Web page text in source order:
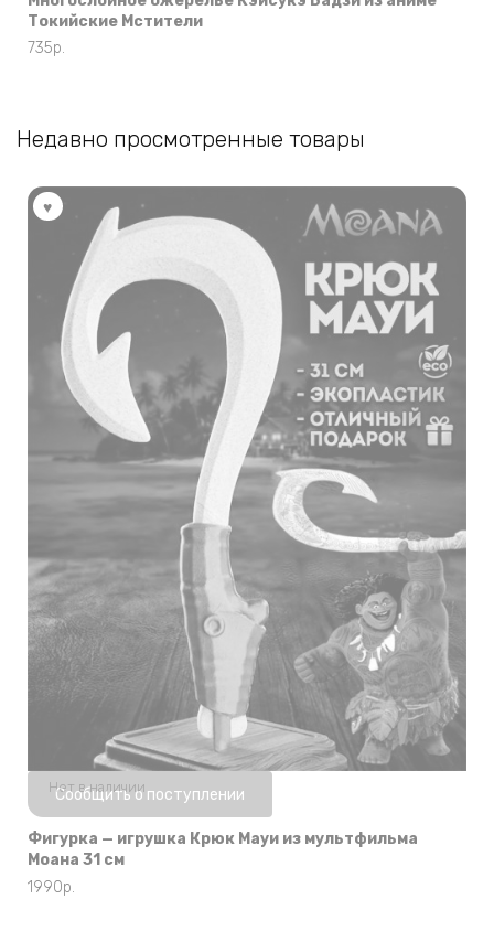
Токийские Мстители
735р.
Недавно просмотренные товары
Нет в наличии
Сообщить о поступлении
Фигурка — игрушка Крюк Мауи из мультфильма
Моана 31 см
1990р.